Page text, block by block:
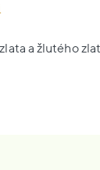
a žlutého